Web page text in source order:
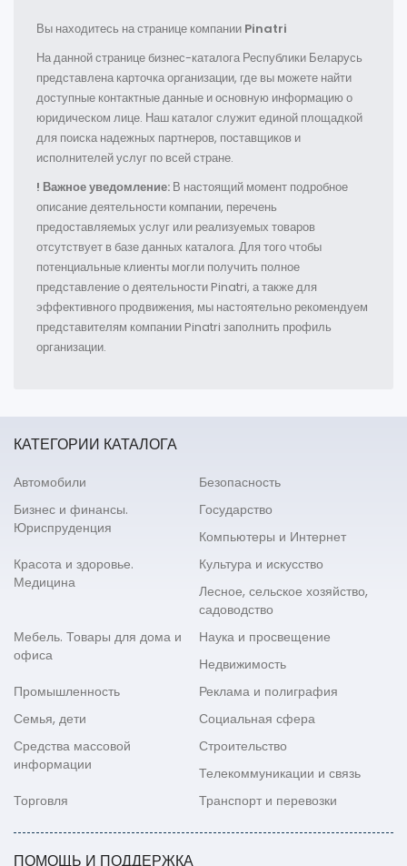
Вы находитесь на странице компании Pinatri
На данной странице бизнес-каталога Республики Беларусь
представлена карточка организации, где вы можете найти
доступные контактные данные и основную информацию о
юридическом лице. Наш каталог служит единой площадкой
для поиска надежных партнеров, поставщиков и
исполнителей услуг по всей стране.
! Важное уведомление: В настоящий момент подробное
описание деятельности компании, перечень
предоставляемых услуг или реализуемых товаров
отсутствует в базе данных каталога. Для того чтобы
потенциальные клиенты могли получить полное
представление о деятельности Pinatri, а также для
эффективного продвижения, мы настоятельно рекомендуем
представителям компании Pinatri заполнить профиль
организации.
КАТЕГОРИИ КАТАЛОГА
Автомобили
Безопасность
Бизнес и финансы.
Юриспруденция
Государство
Компьютеры и Интернет
Красота и здоровье.
Медицина
Культура и искусство
Лесное, сельское хозяйство,
садоводство
Мебель. Товары для дома и
офиса
Наука и просвещение
Недвижимость
Промышленность
Реклама и полиграфия
Семья, дети
Социальная сфера
Средства массовой
информации
Строительство
Телекоммуникации и связь
Торговля
Транспорт и перевозки
ПОМОЩЬ И ПОДДЕРЖКА